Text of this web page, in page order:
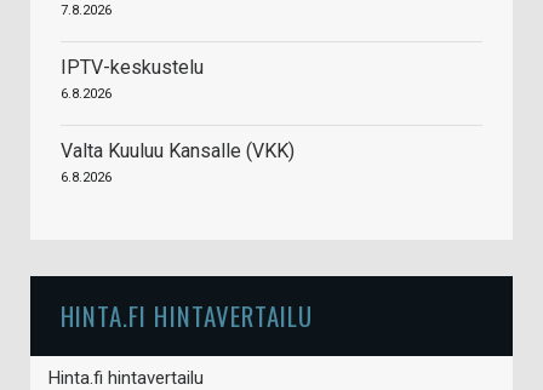
7.8.2026
IPTV-keskustelu
6.8.2026
Valta Kuuluu Kansalle (VKK)
6.8.2026
HINTA.FI HINTAVERTAILU
Hinta.fi hintavertailu